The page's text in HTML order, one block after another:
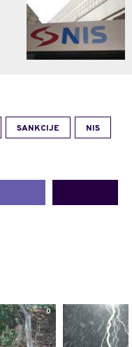
SANKCIJE NIS
0